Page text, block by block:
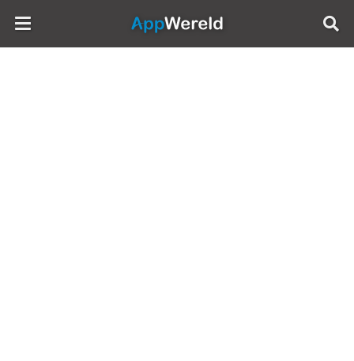
AppWereld